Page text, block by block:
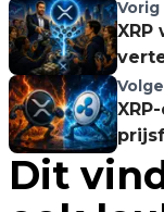
XRP
Dit